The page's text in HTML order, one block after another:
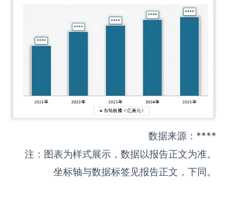
数据来源：****
注：图表为样式展示，数据以报告正文为准。
坐标轴与数据标签见报告正文，下同。